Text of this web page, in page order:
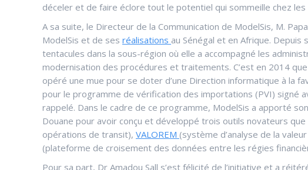
déceler et de faire éclore tout le potentiel qui sommeille chez les
A sa suite, le Directeur de la Communication de ModelSis, M.
ModelSis et de ses réalisations au Sénégal et en Afrique.
tentacules dans la sous-région où elle a accompagné les
modernisation des procédures et traitements. C’est en 2014
opéré une mue pour se doter d’une Direction informatique à la
pour le programme de vérification des importations (PVI) signé
rappelé. Dans le cadre de ce programme, ModelSis a apporté
Douane pour avoir conçu et développé trois outils novateurs que
opérations de transit), VALOREM (système d’analyse de la
(plateforme de croisement des données entre les régies
Pour sa part, Dr Amadou Sall s’est félicité de l’initiative et a